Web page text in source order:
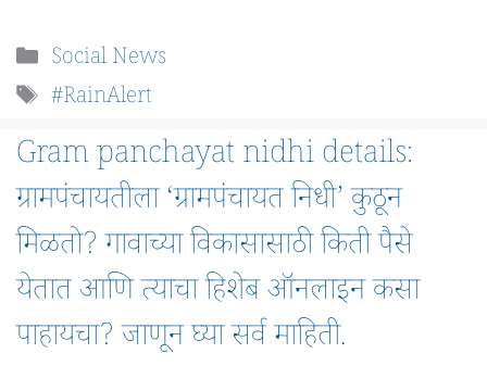
Categories
Social News
Tags
#RainAlert
Gram panchayat nidhi details:
ग्रामपंचायतीला ‘ग्रामपंचायत निधी’ कुठून
मिळतो? गावाच्या विकासासाठी किती पैसे
येतात आणि त्याचा हिशेब ऑनलाइन कसा
पाहायचा? जाणून घ्या सर्व माहिती.